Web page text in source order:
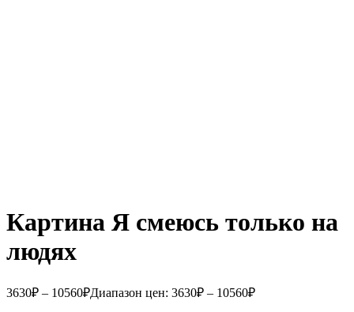
Картина Я смеюсь только на
людях
3630₽ – 10560₽Диапазон цен: 3630₽ – 10560₽